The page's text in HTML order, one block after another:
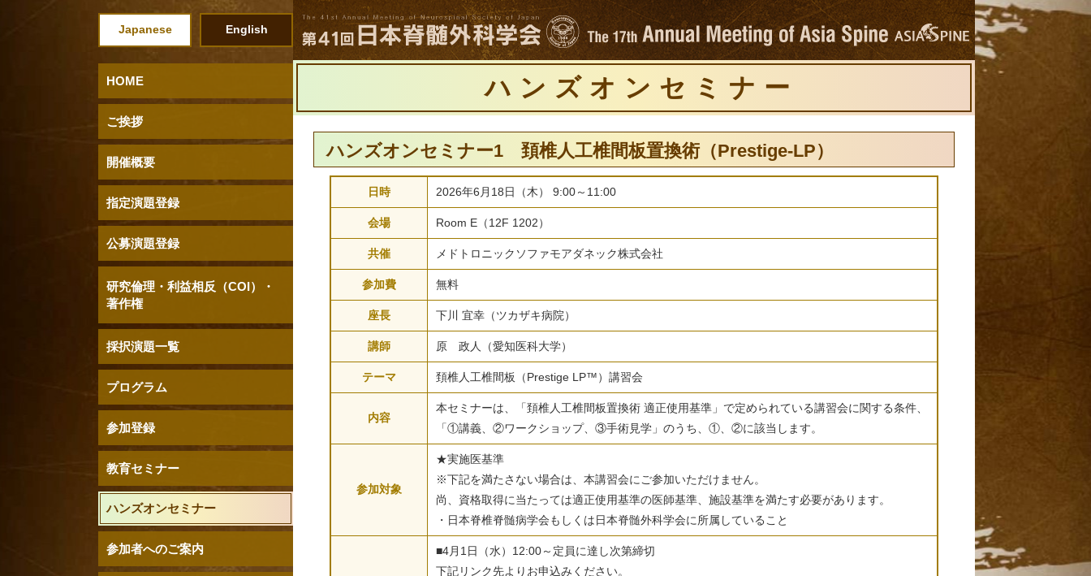
Japanese English
HOME
ご挨拶
開催概要
指定演題登録
公募演題登録
研究倫理・利益相反（COI）・
著作権
採択演題一覧
プログラム
参加登録
教育セミナー
ハンズオンセミナー
参加者へのご案内
ハンズオンセミナー
ハンズオンセミナー1 頚椎人工椎間板置換術（Prestige-LP）
日時 2026年6月18日（木） 9:00～11:00
会場 Room E（12F 1202）
共催 メドトロニックソファモアダネック株式会社
参加費 無料
座長 下川 宜幸（ツカザキ病院）
講師 原 政人（愛知医科大学）
テーマ 頚椎人工椎間板（Prestige LP™）講習会
内容
本セミナーは、「頚椎人工椎間板置換術 適正使用基準」で定められている講習会に関する条件、
「①講義、②ワークショップ、③手術見学」のうち、①、②に該当します。
参加対象
★実施医基準
※下記を満たさない場合は、本講習会にご参加いただけません。
尚、資格取得に当たっては適正使用基準の医師基準、施設基準を満たす必要があります。
・日本脊椎脊髄病学会もしくは日本脊髄外科学会に所属していること
■4月1日（水）12:00～定員に達し次第締切
下記リンク先よりお申込みください。